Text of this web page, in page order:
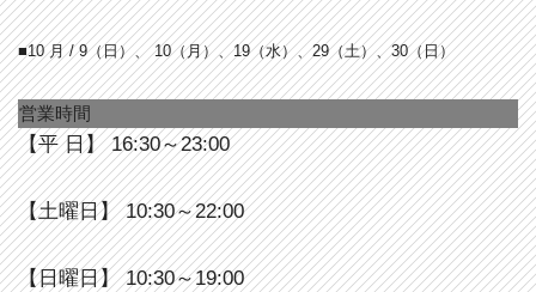
■10 月 / 9（日）、 10（月）、19（水）、29（土）、30（日）
営業時間
【平 日】 16:30～23:00
【土曜日】 10:30～22:00
【日曜日】 10:30～19:00